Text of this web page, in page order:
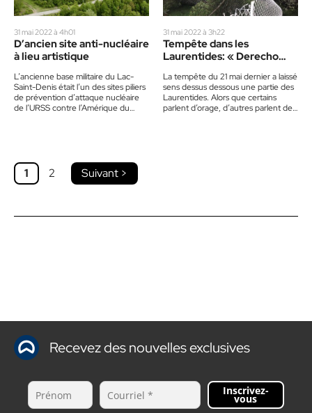
31 mai 2022 à 4h01
D’ancien site anti-nucléaire
à lieu artistique
L’ancienne base militaire du Lac-
Saint-Denis était l’un des sites piliers
de prévention d’attaque nucléaire
de l’URSS contre l’Amérique du
31 mai 2022 à 3h22
Tempête dans les
Laurentides: « Derecho
La tempête du 21 mai dernier a laissé
sens dessus dessous une partie des
Laurentides. Alors que certains
parlent d’orage, d’autres parlent de
1 2 Suivant >
Recevez des nouvelles exclusives
Inscrivez-
vous